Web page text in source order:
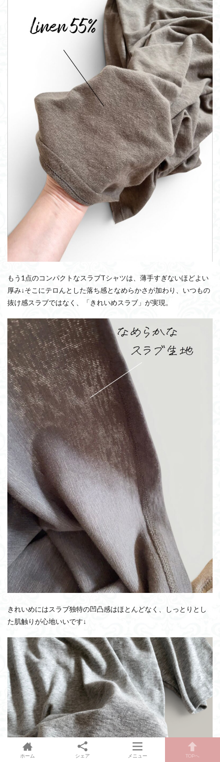
もう1点のコンパクトなスラブTシャツは、薄手すぎないほどよい
厚み↓そこにテロんとした落ち感となめらかさが加わり、いつもの
抜け感スラブではなく、「きれいめスラブ」が実現。
きれいめにはスラブ独特の凹凸感はほとんどなく、しっとりとし
た肌触りが心地いいです↓
ホーム シェア メニュー TOPへ